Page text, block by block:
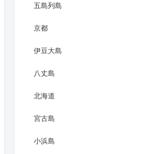
五島列島
京都
伊豆大島
八丈島
北海道
宮古島
小浜島